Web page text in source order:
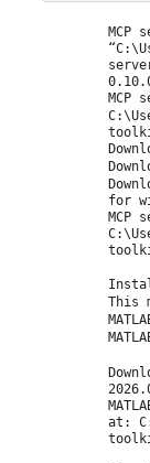
MCP
MCP
for
MCP
This
at: